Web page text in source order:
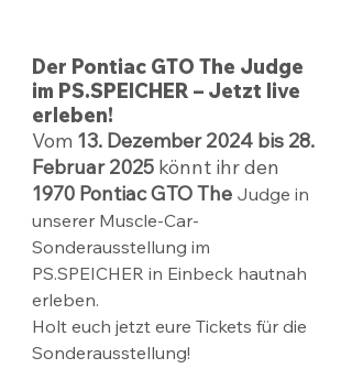
Der Pontiac GTO The Judge
im PS.SPEICHER – Jetzt live
erleben!
Vom 13. Dezember 2024 bis 28.
Februar 2025 könnt ihr den
1970 Pontiac GTO The Judge in
unserer Muscle-Car-
Sonderausstellung im
PS.SPEICHER in Einbeck hautnah
erleben.
Holt euch jetzt eure Tickets für die
Sonderausstellung!